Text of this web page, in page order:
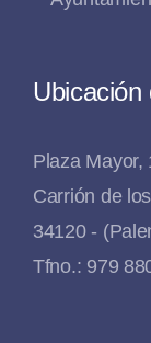
Ubicación
Plaza Mayor,
Carrión de
34120 -
Tfno.: 979